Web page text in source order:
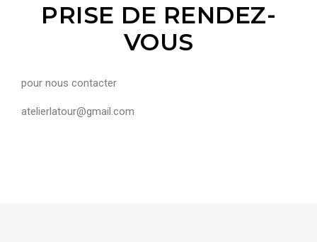
PRISE DE RENDEZ-
VOUS
pour nous contacter
atelierlatour@gmail.com